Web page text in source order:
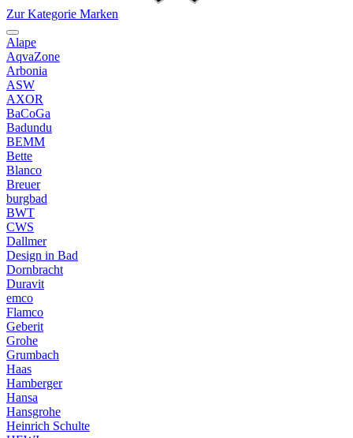
Zur Kategorie Marken
Alape
AqvaZone
Arbonia
ASW
AXOR
BaCoGa
Badundu
BEMM
Bette
Blanco
Breuer
burgbad
BWT
CWS
Dallmer
Design in Bad
Dornbracht
Duravit
emco
Flamco
Geberit
Grohe
Grumbach
Haas
Hamberger
Hansa
Hansgrohe
Heinrich Schulte